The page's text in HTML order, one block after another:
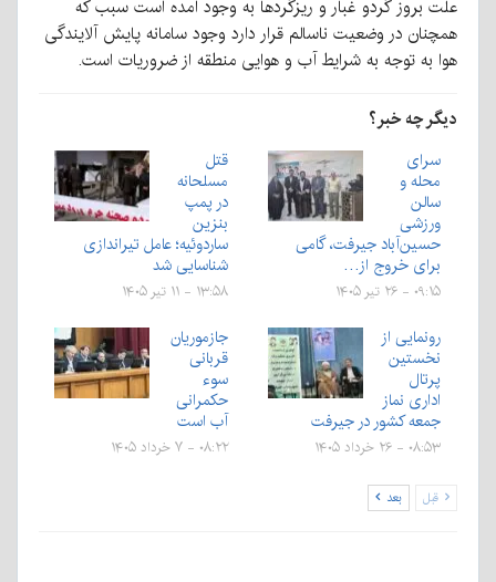
علت بروز گردو غبار و ریزگردها به وجود آمده است سبب که
همچنان در وضعیت ناسالم قرار دارد وجود سامانه پایش آلایندگی
هوا به توجه به شرایط آب و هوایی منطقه از ضروریات است.
دیگر چه خبر؟
سرای
محله و
سالن
ورزشی
حسین‌آباد جیرفت، گامی
برای خروج از…
۰۹:۱۵ - ۲۶ تیر ۱۴۰۵
قتل
مسلحانه
در پمپ
بنزین
ساردوئیه؛ عامل تیراندازی
شناسایی شد
۱۳:۵۸ - ۱۱ تیر ۱۴۰۵
رونمایی از
نخستین
پرتال
اداری نماز
جمعه کشور در جیرفت
۰۸:۵۳ - ۲۶ خرداد ۱۴۰۵
جازموریان
قربانی
سوء
حکمرانی
آب است
۰۸:۲۲ - ۷ خرداد ۱۴۰۵
قبل بعد